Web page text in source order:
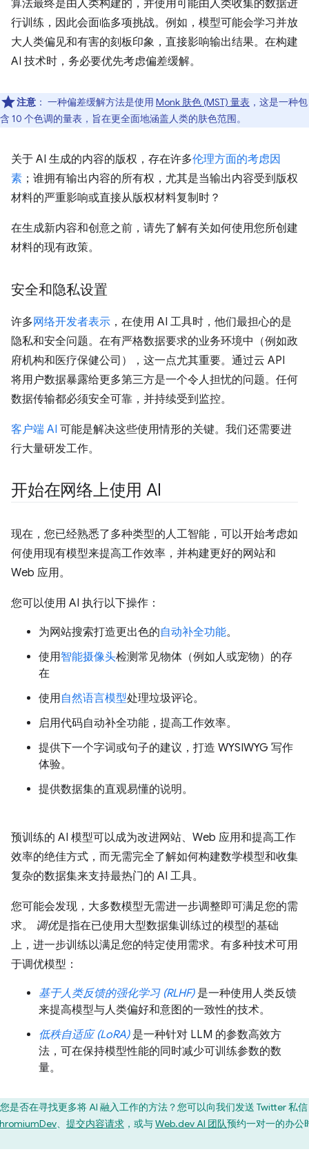
算法最终是由人类构建的，并使用可能由人类收集的数据进
行训练，因此会面临多项挑战。例如，模型可能会学习并放
大人类偏见和有害的刻板印象，直接影响输出结果。在构建
AI 技术时，务必要优先考虑偏差缓解。
注意 ： 一种偏差缓解方法是使用 Monk 肤色 (MST) 量表 ，这是一种包
含 10 个色调的量表，旨在更全面地涵盖人类的肤色范围。
关于 AI 生成的内容的版权，存在许多伦理方面的考虑因
素 ；谁拥有输出内容的所有权，尤其是当输出内容受到版权
材料的严重影响或直接从版权材料复制时？
在生成新内容和创意之前，请先了解有关如何使用您所创建
材料的现有政策。
安全和隐私设置
许多网络开发者表示 ，在使用 AI 工具时，他们最担心的是
隐私和安全问题。在有严格数据要求的业务环境中（例如政
府机构和医疗保健公司），这一点尤其重要。通过云 API
将用户数据暴露给更多第三方是一个令人担忧的问题。任何
数据传输都必须安全可靠，并持续受到监控。
客户端 AI 可能是解决这些使用情形的关键。我们还需要进
行大量研发工作。
开始在网络上使用 AI
现在，您已经熟悉了多种类型的人工智能，可以开始考虑如
何使用现有模型来提高工作效率，并构建更好的网站和
Web 应用。
您可以使用 AI 执行以下操作：
为网站搜索打造更出色的自动补全功能。
使用智能摄像头检测常见物体（例如人或宠物）的存
在
使用自然语言模型处理垃圾评论。
启用代码自动补全功能，提高工作效率。
提供下一个字词或句子的建议，打造 WYSIWYG 写作
体验。
提供数据集的直观易懂的说明。
预训练的 AI 模型可以成为改进网站、Web 应用和提高工作
效率的绝佳方式，而无需完全了解如何构建数学模型和收集
复杂的数据集来支持最热门的 AI 工具。
您可能会发现，大多数模型无需进一步调整即可满足您的需
求。 调优是指在已使用大型数据集训练过的模型的基础
上，进一步训练以满足您的特定使用需求。有多种技术可用
于调优模型：
基于人类反馈的强化学习 (RLHF)是一种使用人类反馈
来提高模型与人类偏好和意图的一致性的技术。
低秩自适应 (LoRA)是一种针对 LLM 的参数高效方
法，可在保持模型性能的同时减少可训练参数的数
量。
您是否在寻找更多将 AI 融入工作的方法？您可以向我们发送 Twitter 私信
、 提交内容请求 ，或与Web.dev AI 团队预约一对一的办公